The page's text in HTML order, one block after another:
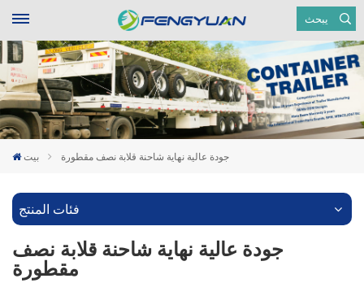
يبحث
بيت جودة عالية نهاية شاحنة قلابة نصف مقطورة
فئات المنتج
جودة عالية نهاية شاحنة قلابة نصف
مقطورة